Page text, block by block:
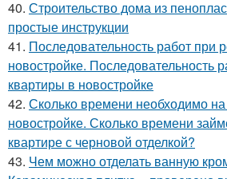
40. Строительство дома из
простые инструкции
41. Последовательность работ при
новостройке. Последовательность
квартиры в новостройке
42. Сколько времени необходимо
новостройке. Сколько времени
квартире с черновой отделкой?
43. Чем можно отделать ванную